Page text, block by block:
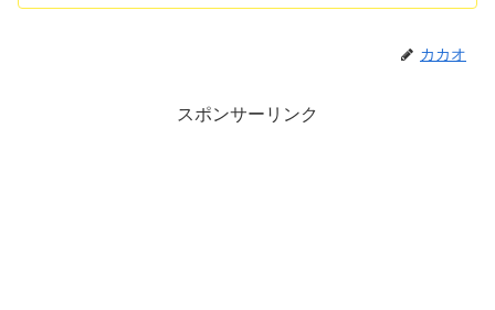
カカオ
スポンサーリンク